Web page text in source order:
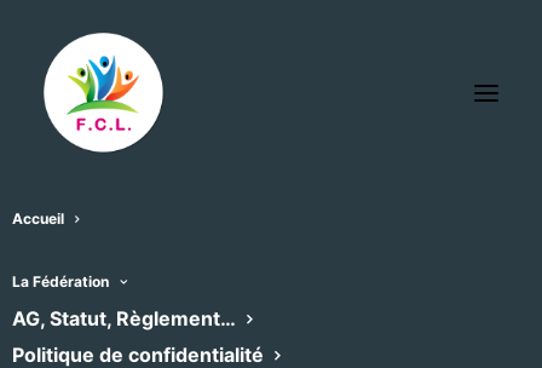
Accueil
La Fédération
AG, Statut, Règlement…
Politique de confidentialité
Pour modifier votre annonce :
Indiquez le mail avec lequel vous avez posté